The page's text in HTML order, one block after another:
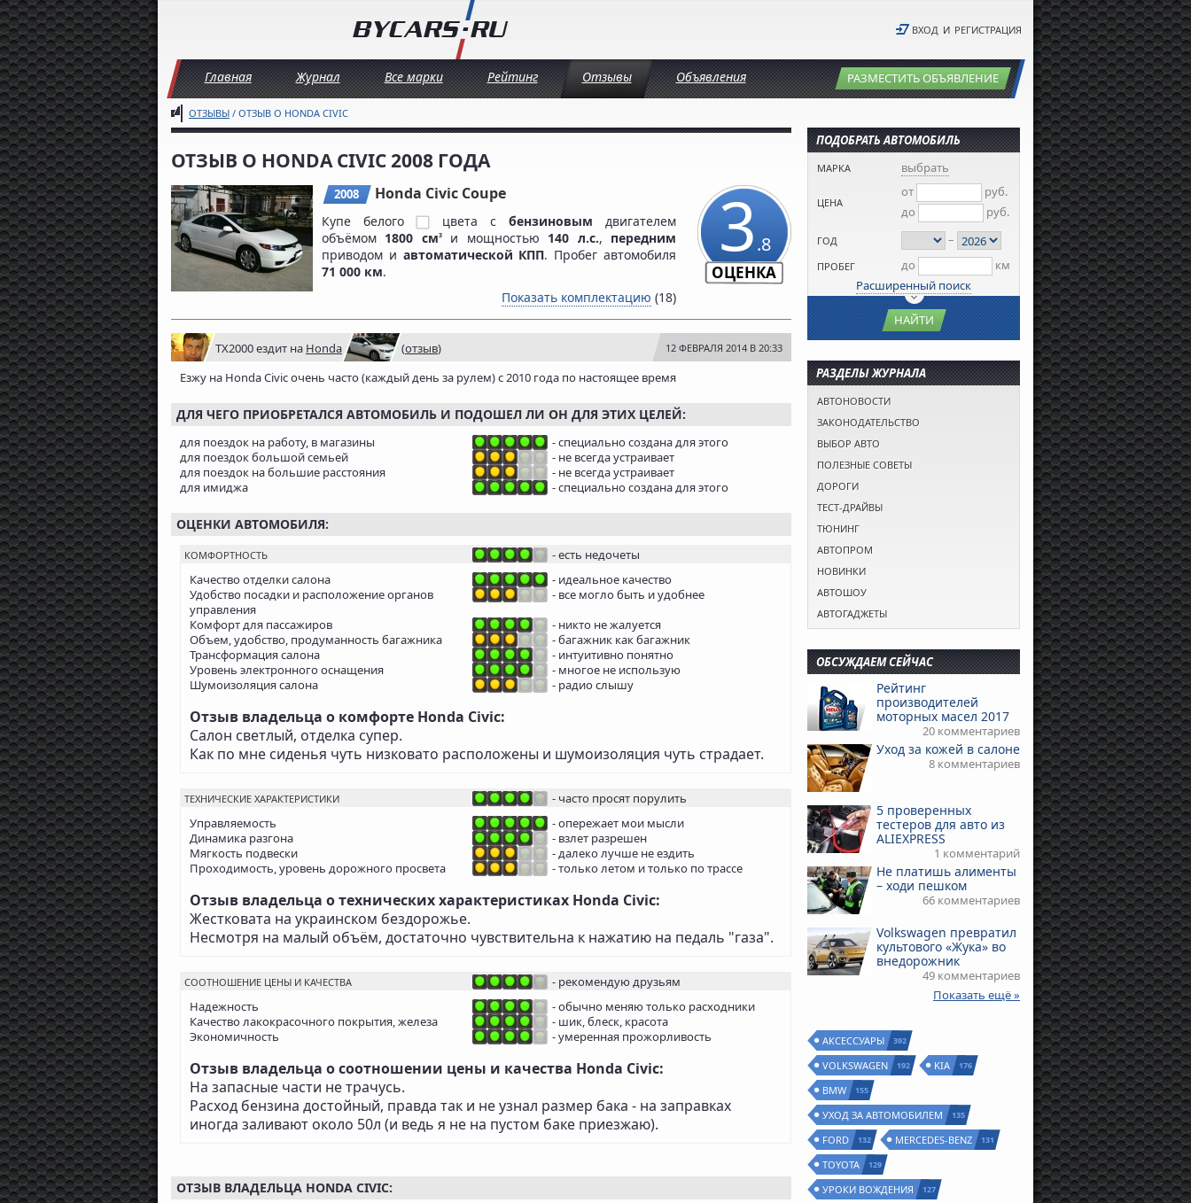
ВХОД И РЕГИСТРАЦИЯ
Главная Журнал Все марки Рейтинг Отзывы Объявления РАЗМЕСТИТЬ ОБЪЯВЛЕНИЕ
ОТЗЫВЫ / ОТЗЫВ О HONDA CIVIC
ОТЗЫВ О HONDA CIVIC 2008 ГОДА
3.8
ОЦЕНКА
2008 Honda Civic Coupe
Купе белого цвета c бензиновым двигателем
объёмом 1800 см3и мощностью 140 л.с., передним
приводом и автоматической КПП. Пробег автомобиля
71 000 км.
Показать комплектацию (18)
12 ФЕВРАЛЯ 2014 В 20:33
TX2000ездит на Honda (отзыв)
Езжу на Honda Civic очень часто (каждый день за рулем) с 2010 года по настоящее время
ДЛЯ ЧЕГО ПРИОБРЕТАЛСЯ АВТОМОБИЛЬ И ПОДОШЕЛ ЛИ ОН ДЛЯ ЭТИХ ЦЕЛЕЙ:
для поездок на работу, в магазины
- специально создана для этого
для поездок большой семьей
- не всегда устраивает
для поездок на большие расстояния
- не всегда устраивает
для имиджа
- специально создана для этого
ОЦЕНКИ АВТОМОБИЛЯ:
КОМФОРТНОСТЬ
- есть недочеты
Качество отделки салона
- идеальное качество
Удобство посадки и расположение органов
управления
- все могло быть и удобнее
Комфорт для пассажиров
- никто не жалуется
Объем, удобство, продуманность багажника
- багажник как багажник
Трансформация салона
- интуитивно понятно
Уровень электронного оснащения
- многое не использую
Шумоизоляция салона
- радио слышу
Отзыв владельца о комфорте Honda Civic:
Салон светлый, отделка супер.
Как по мне сиденья чуть низковато расположены и шумоизоляция чуть страдает.
ТЕХНИЧЕСКИЕ ХАРАКТЕРИСТИКИ
- часто просят порулить
Управляемость
- опережает мои мысли
Динамика разгона
- взлет разрешен
Мягкость подвески
- далеко лучше не ездить
Проходимость, уровень дорожного просвета
- только летом и только по трассе
Отзыв владельца о технических характеристиках Honda Civic:
Жестковата на украинском бездорожье.
Несмотря на малый объём, достаточно чувствительна к нажатию на педаль "газа".
СООТНОШЕНИЕ ЦЕНЫ И КАЧЕСТВА
- рекомендую друзьям
Надежность
- обычно меняю только расходники
Качество лакокрасочного покрытия, железа
- шик, блеск, красота
Экономичность
- умеренная прожорливость
Отзыв владельца о соотношении цены и качества Honda Civic:
На запасные части не трачусь.
Расход бензина достойный, правда так и не узнал размер бака - на заправках
иногда заливают около 50л (и ведь я не на пустом баке приезжаю).
ОТЗЫВ ВЛАДЕЛЬЦА HONDA CIVIC:
ПОДОБРАТЬ АВТОМОБИЛЬ
МАРКА выбрать
ЦЕНА
от
руб.
до
руб.
ГОД –
ПРОБЕГ до
км
Расширенный поиск
НАЙТИ
РАЗДЕЛЫ ЖУРНАЛА
АВТОНОВОСТИ
ЗАКОНОДАТЕЛЬСТВО
ВЫБОР АВТО
ПОЛЕЗНЫЕ СОВЕТЫ
ДОРОГИ
ТЕСТ-ДРАЙВЫ
ТЮНИНГ
АВТОПРОМ
НОВИНКИ
АВТОШОУ
АВТОГАДЖЕТЫ
ОБСУЖДАЕМ СЕЙЧАС
Рейтинг
производителей
моторных масел 2017
20 комментариев
Уход за кожей в салоне
8 комментариев
5 проверенных
тестеров для авто из
ALIEXPRESS
1 комментарий
Не платишь алименты
– ходи пешком
66 комментариев
Volkswagen превратил
культового «Жука» во
внедорожник
49 комментариев
Показать ещё »
АКСЕССУАРЫ 392
VOLKSWAGEN 192 KIA 176
BMW 155
УХОД ЗА АВТОМОБИЛЕМ 135
FORD 132 MERCEDES-BENZ 131
TOYOTA 129
УРОКИ ВОЖДЕНИЯ 127